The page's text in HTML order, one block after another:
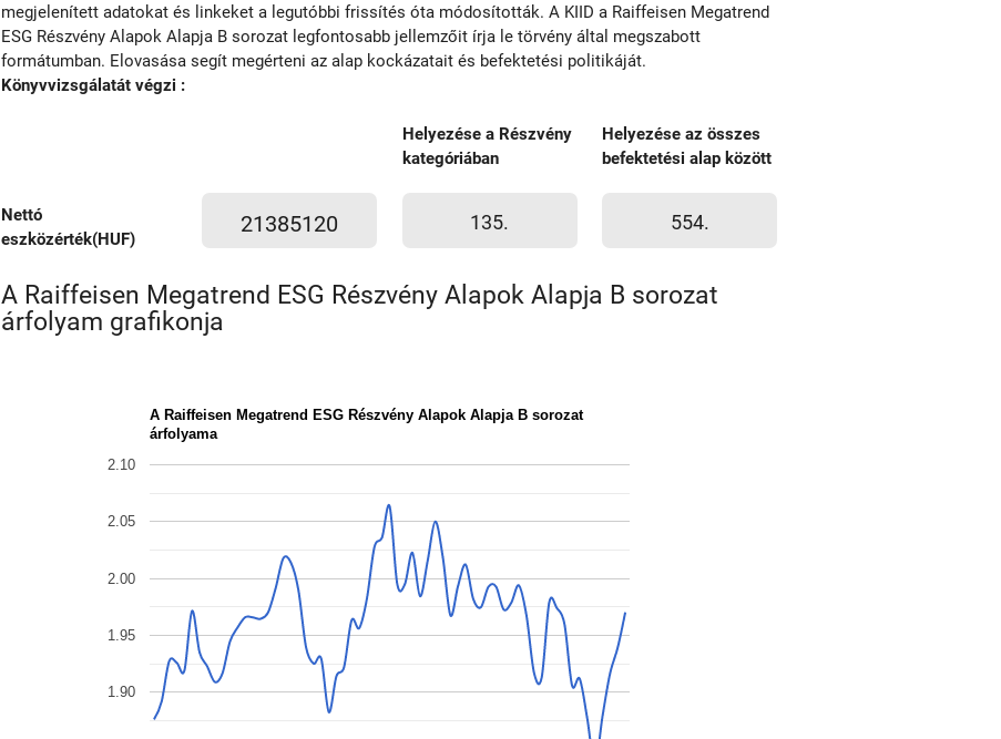
megjelenített adatokat és linkeket a legutóbbi frissítés óta módosították. A KIID a Raiffeisen Megatrend
ESG Részvény Alapok Alapja B sorozat legfontosabb jellemzőit írja le törvény által megszabott
formátumban. Elovasása segít megérteni az alap kockázatait és befektetési politikáját.
Könyvvizsgálatát végzi :
Helyezése a Részvény
kategóriában
Helyezése az összes
befektetési alap között
Nettó
eszközérték(HUF)
21385120 135. 554.
A Raiffeisen Megatrend ESG Részvény Alapok Alapja B sorozat
árfolyam grafikonja
A Raiffeisen Megatrend ESG Részvény Alapok Alapja B sorozat
árfolyama
1.90
1.95
2.00
2.05
2.10